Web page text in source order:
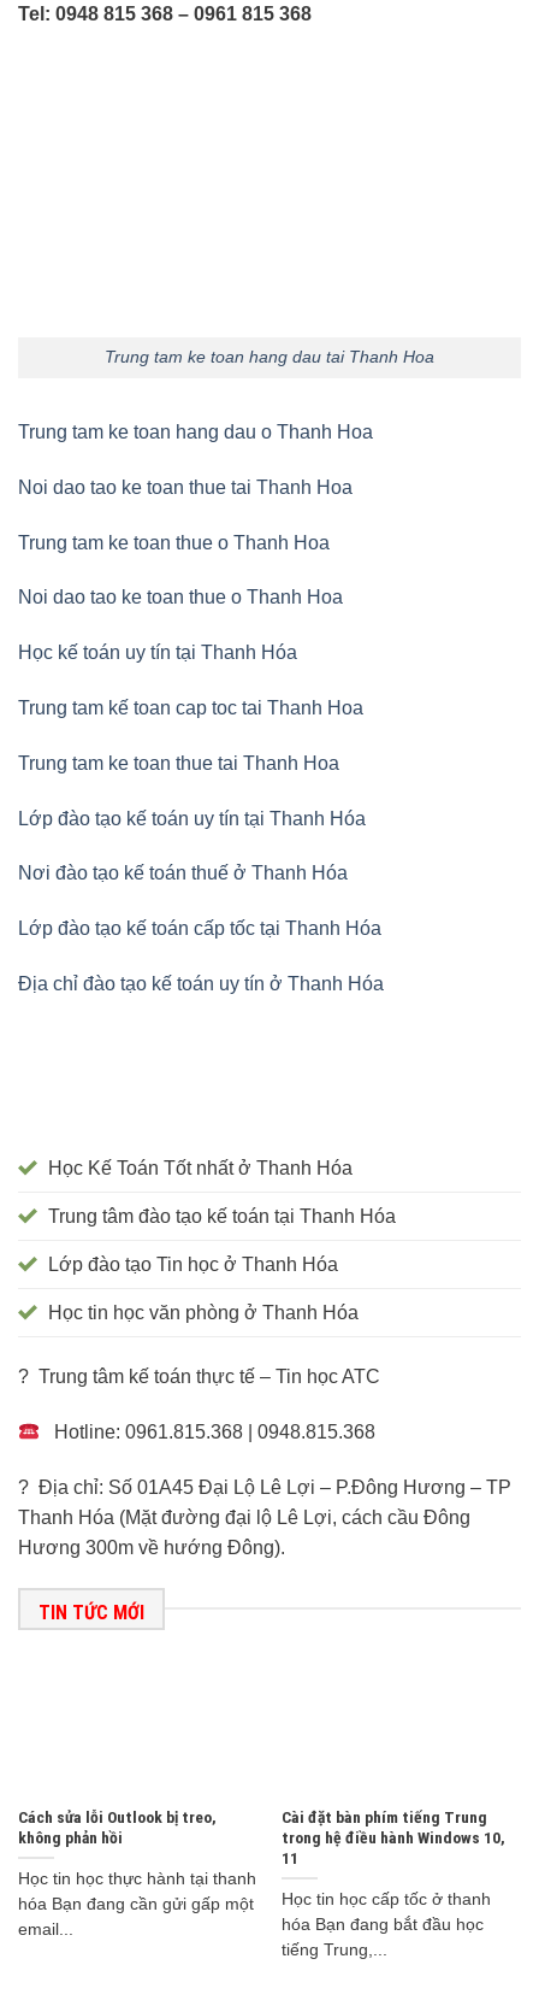
Tel: 0948 815 368 – 0961 815 368
Trung tam ke toan hang dau tai Thanh Hoa
Trung tam ke toan hang dau o Thanh Hoa
Noi dao tao ke toan thue tai Thanh Hoa
Trung tam ke toan thue o Thanh Hoa
Noi dao tao ke toan thue o Thanh Hoa
Học kế toán uy tín tại Thanh Hóa
Trung tam kế toan cap toc tai Thanh Hoa
Trung tam ke toan thue tai Thanh Hoa
Lớp đào tạo kế toán uy tín tại Thanh Hóa
Nơi đào tạo kế toán thuế ở Thanh Hóa
Lớp đào tạo kế toán cấp tốc tại Thanh Hóa
Địa chỉ đào tạo kế toán uy tín ở Thanh Hóa
Học Kế Toán Tốt nhất ở Thanh Hóa
Trung tâm đào tạo kế toán tại Thanh Hóa
Lớp đào tạo Tin học ở Thanh Hóa
Học tin học văn phòng ở Thanh Hóa
? Trung tâm kế toán thực tế – Tin học ATC
Hotline: 0961.815.368 | 0948.815.368
? Địa chỉ: Số 01A45 Đại Lộ Lê Lợi – P.Đông Hương – TP
Thanh Hóa (Mặt đường đại lộ Lê Lợi, cách cầu Đông
Hương 300m về hướng Đông).
TIN TỨC MỚI
Cách sửa lỗi Outlook bị treo,
không phản hồi
Học tin học thực hành tại thanh
hóa Bạn đang cần gửi gấp một
email...
Cài đặt bàn phím tiếng Trung
trong hệ điều hành Windows 10,
11
Học tin học cấp tốc ở thanh
hóa Bạn đang bắt đầu học
tiếng Trung,...